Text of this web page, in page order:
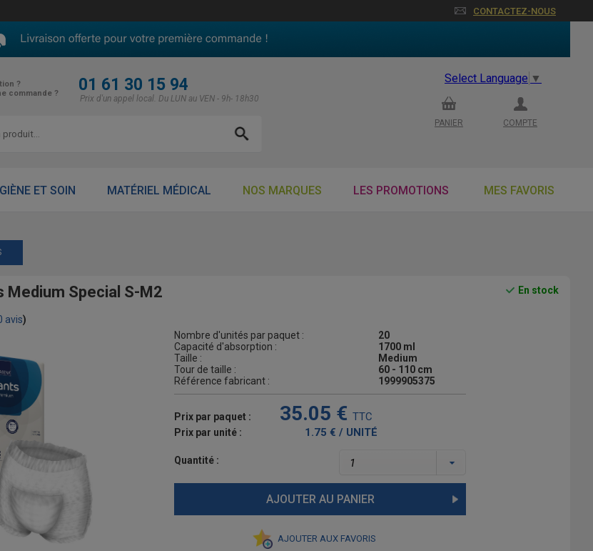
CONTACTEZ-NOUS
?
commande ?
01 61 30 15 94
Prix d'un appel local. Du LUN au VEN - 9h- 18h30
Select Language ▼
PANIER COMPTE
ET SOIN MATÉRIEL MÉDICAL NOS MARQUES LES PROMOTIONS MES FAVORIS
En stock
Medium Special S-M2
avis)
Nombre d'unités par paquet :
20
Capacité d'absorption :
1700 ml
Taille :
Medium
Tour de taille :
60 - 110 cm
Référence fabricant :
1999905375
Prix par paquet : 35.05 € TTC
Prix par unité : 1.75 € / UNITÉ
Quantité :
AJOUTER AU PANIER
AJOUTER AUX FAVORIS